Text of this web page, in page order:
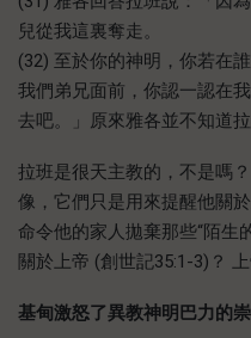
兒從我這裏奪走。
(32) 至於你的神明，你若在
我們弟兄面前，你認一認在
去吧。」原來雅各並不知道拉
拉班是很天主教的，不是嗎
像，它們只是用來提醒他關
命令他的家人拋棄那些“陌生
關於上帝 (創世記35:1-3)？
基甸激怒了異教神明巴力的